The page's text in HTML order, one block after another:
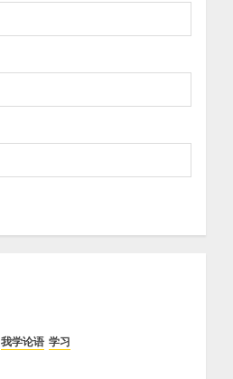
我学论语 学习